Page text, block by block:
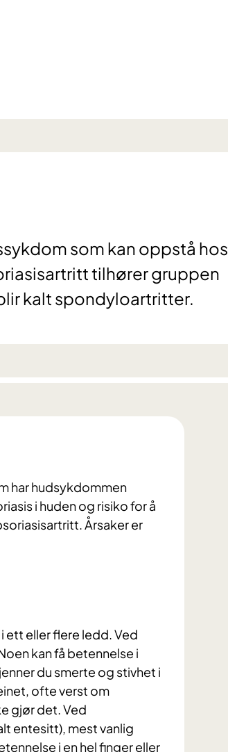
som kan oppstå hos
tilhører gruppen
kalt spondyloartritter.
har hudsykdommen
i huden og risiko for å
Årsaker er
ett eller flere ledd. Ved
kan få betennelse i
du smerte og stivhet i
ofte verst om
gjør det. Ved
entesitt), mest vanlig
i en hel finger eller